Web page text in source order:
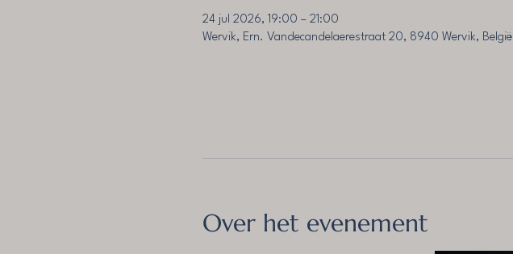
24 jul 2026, 19:00 – 21:00
Wervik, Ern. Vandecandelaerestraat 20, 8940 Wervik, België
Over het evenement